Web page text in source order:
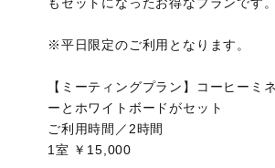
もセットになったお得なプランです。
※平日限定のご利用となります。
【ミーティングプラン】コーヒーミ
ーとホワイトボードがセット
ご利用時間／2時間
1室 ￥15,000